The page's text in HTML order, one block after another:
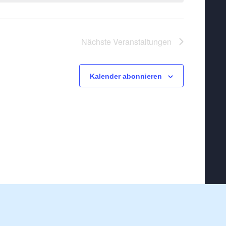
Nächste Veranstaltungen
Kalender abonnieren